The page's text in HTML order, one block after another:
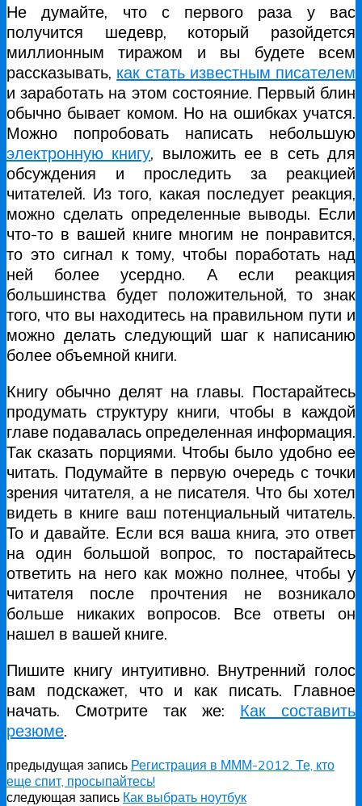
Не думайте, что с первого раза у вас
получится шедевр, который разойдется
миллионным тиражом и вы будете всем
рассказывать, как стать известным писателем
и заработать на этом состояние. Первый блин
обычно бывает комом. Но на ошибках учатся.
Можно попробовать написать небольшую
электронную книгу, выложить ее в сеть для
обсуждения и проследить за реакцией
читателей. Из того, какая последует реакция,
можно сделать определенные выводы. Если
что-то в вашей книге многим не понравится,
то это сигнал к тому, чтобы поработать над
ней более усердно. А если реакция
большинства будет положительной, то знак
того, что вы находитесь на правильном пути и
можно делать следующий шаг к написанию
более объемной книги.
Книгу обычно делят на главы. Постарайтесь
продумать структуру книги, чтобы в каждой
главе подавалась определенная информация.
Так сказать порциями. Чтобы было удобно ее
читать. Подумайте в первую очередь с точки
зрения читателя, а не писателя. Что бы хотел
видеть в книге ваш потенциальный читатель.
То и давайте. Если вся ваша книга, это ответ
на один большой вопрос, то постарайтесь
ответить на него как можно полнее, чтобы у
читателя после прочтения не возникало
больше никаких вопросов. Все ответы он
нашел в вашей книге.
Пишите книгу интуитивно. Внутренний голос
вам подскажет, что и как писать. Главное
начать. Смотрите так же: Как составить
резюме.
предыдущая запись Регистрация в МММ-2012. Те, кто
еще спит, просыпайтесь!
следующая запись Как выбрать ноутбук